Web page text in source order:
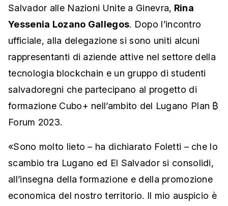
Salvador alle Nazioni Unite a Ginevra, Rina
Yessenia Lozano Gallegos. Dopo l’incontro
ufficiale, alla delegazione si sono uniti alcuni
rappresentanti di aziende attive nel settore della
tecnologia blockchain e un gruppo di studenti
salvadoregni che partecipano al progetto di
formazione Cubo+ nell’ambito del Lugano Plan ₿
Forum 2023.
«Sono molto lieto – ha dichiarato Foletti – che lo
scambio tra Lugano ed El Salvador si consolidi,
all’insegna della formazione e della promozione
economica del nostro territorio. Il mio auspicio è